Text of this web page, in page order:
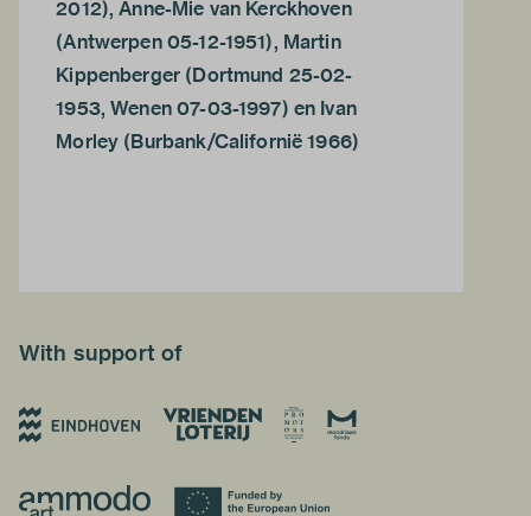
2012), Anne-Mie van Kerckhoven
(Antwerpen 05-12-1951), Martin
Kippenberger (Dortmund 25-02-
1953, Wenen 07-03-1997) en Ivan
Morley (Burbank/Californië 1966)
With support of